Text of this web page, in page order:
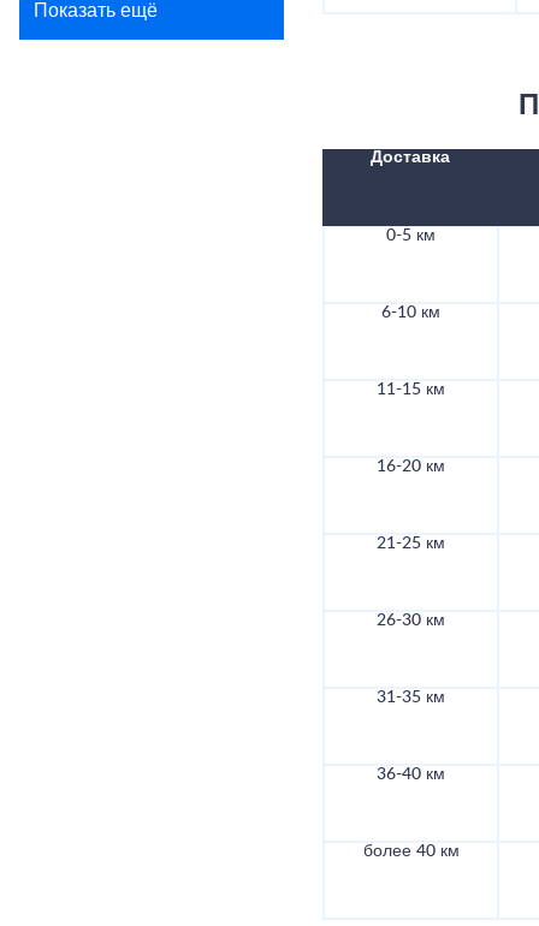
Показать ещё
Доставка
0-5 км
6-10 км
11-15 км
16-20 км
21-25 км
26-30 км
31-35 км
36-40 км
более 40 км